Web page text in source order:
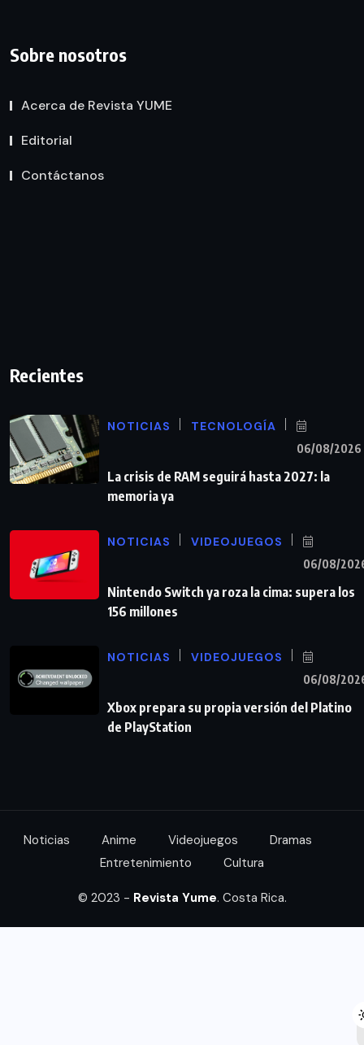
Sobre nosotros
Acerca de Revista YUME
Editorial
Contáctanos
Recientes
NOTICIAS TECNOLOGÍA
06/08/2026
La crisis de RAM seguirá hasta 2027: la
memoria ya
NOTICIAS VIDEOJUEGOS
06/08/
Nintendo Switch ya roza la cima: supera los
156 millones
NOTICIAS VIDEOJUEGOS
06/08/
Xbox prepara su propia versión del Platino
de PlayStation
Noticias Anime Videojuegos
Dramas
Entretenimiento
Cultura
© 2023 - Revista Yume. Costa Rica.